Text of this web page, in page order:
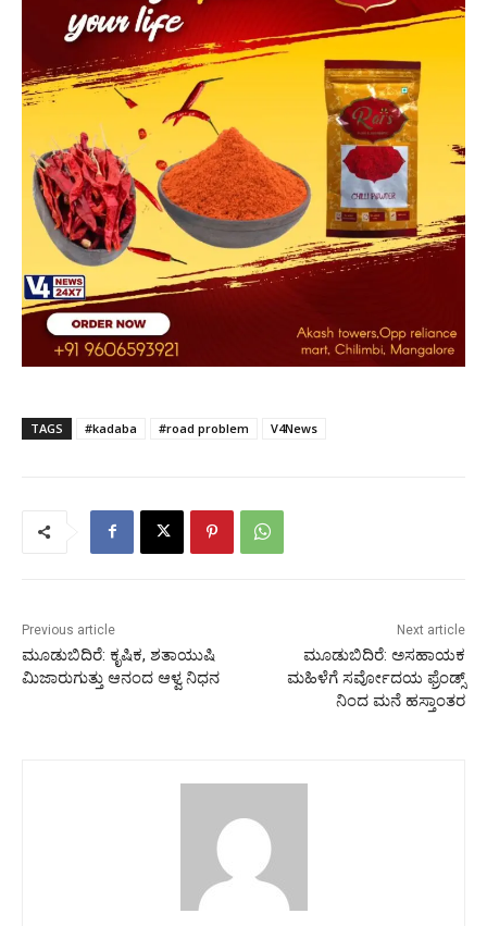
TAGS #kadaba #road problem V4News
Previous article
ಮೂಡುಬಿದಿರೆ: ಕೃಷಿಕ, ಶತಾಯುಷಿ
ಮಿಜಾರುಗುತ್ತು ಆನಂದ ಆಳ್ವ ನಿಧನ
Next article
ಮೂಡುಬಿದಿರೆ: ಅಸಹಾಯಕ
ಮಹಿಳೆಗೆ ಸರ್ವೋದಯ ಫ್ರೆಂಡ್ಸ್
ನಿಂದ ಮನೆ ಹಸ್ತಾಂತರ